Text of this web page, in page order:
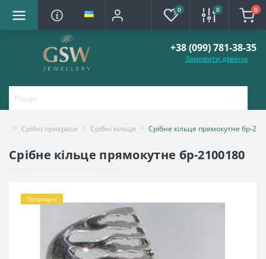
0 0 0
+38 (099) 781-38-35
Замовити дзвінок
Срібні прикраси Срібні кільця Срібне кільце прямокутне бр-
Срібне кільце прямокутне бр-2100180
Популярні